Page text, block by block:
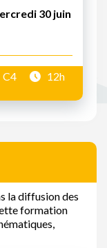
30 juin
C4
12h
la diffusion des
formation